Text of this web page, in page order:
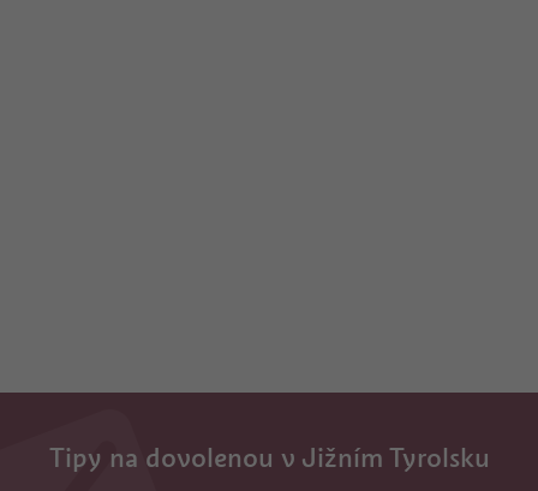
Tipy na dovolenou v Jižním Tyrolsku